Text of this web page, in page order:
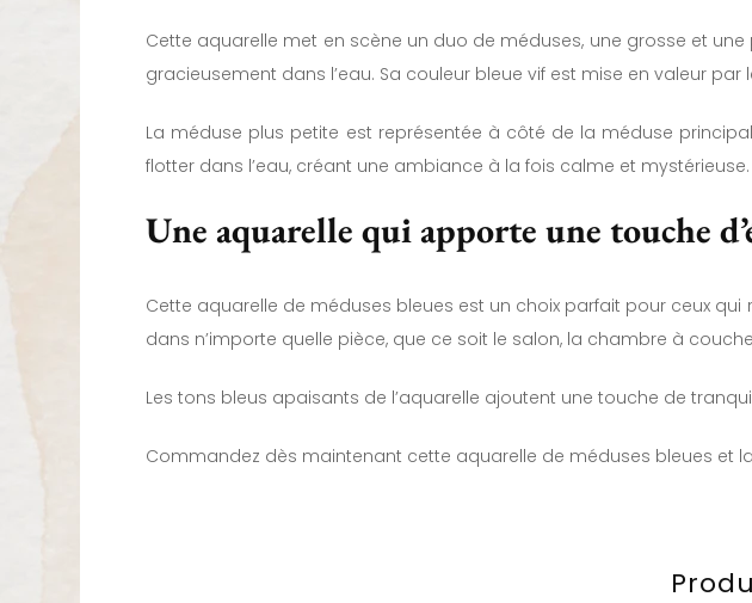
Cette aquarelle met en scène un duo de méduses, une grosse et
gracieusement dans l’eau. Sa couleur bleue vif est mise en valeur par
La méduse plus petite est représentée à côté de la méduse
flotter dans l’eau, créant une ambiance à la fois calme et mystérieuse.
Une aquarelle qui apporte une touche
Cette aquarelle de méduses bleues est un choix parfait pour ceux
dans n’importe quelle pièce, que ce soit le salon, la chambre à
Les tons bleus apaisants de l’aquarelle ajoutent une touche de
Commandez dès maintenant cette aquarelle de méduses bleues et